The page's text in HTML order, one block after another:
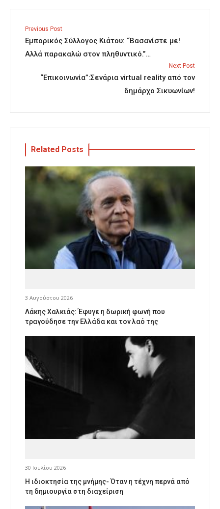
Previous Post
Εμπορικός Σύλλογος Κιάτου: “Βασανίστε με!
Αλλά παρακαλώ στον πληθυντικό.”…
Next Post
“Επικοινωνία”:Σενάρια virtual reality από τον
δημάρχο Σικυωνίων!
Related Posts
3 Αυγούστου 2026
Λάκης Χαλκιάς: Έφυγε η δωρική φωνή που
τραγούδησε την Ελλάδα και τον λαό της
30 Ιουλίου 2026
Η ιδιοκτησία της μνήμης- Όταν η τέχνη περνά από
τη δημιουργία στη διαχείριση